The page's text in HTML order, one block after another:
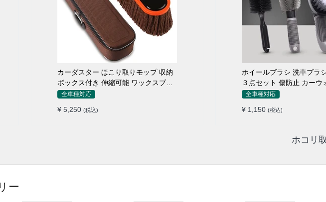
カーダスター ほこり取りモップ 収納
ボックス付き 伸縮可能 ワックスブラ
シ 洗車ブラシ
全車種対応
¥ 5,250 (税込)
ホイールブラシ 洗車ブラ
３点セット 傷防止 カーウ
ロ仕様
全車種対応
¥ 1,150 (税込)
ホコリ
ー